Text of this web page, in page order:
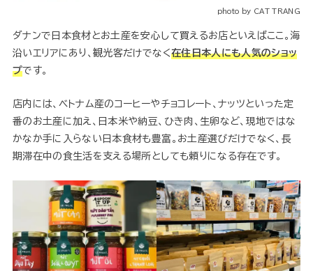
photo by CAT TRANG
ダナンで日本食材とお土産を安心して買えるお店といえばここ。海
沿いエリアにあり、観光客だけでなく 在住日本人にも人気のショッ
プです。
店内には、ベトナム産のコーヒーやチョコレート、ナッツといった定
番のお土産に加え、日本米や納豆、ひき肉、生卵など、現地ではな
かなか手に入らない日本食材も豊富。お土産選びだけでなく、長
期滞在中の食生活を支える場所としても頼りになる存在です。